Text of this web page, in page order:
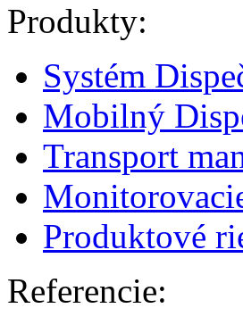
Produkty:
Systém
Mobilný
Transport
Produktové
Referencie: